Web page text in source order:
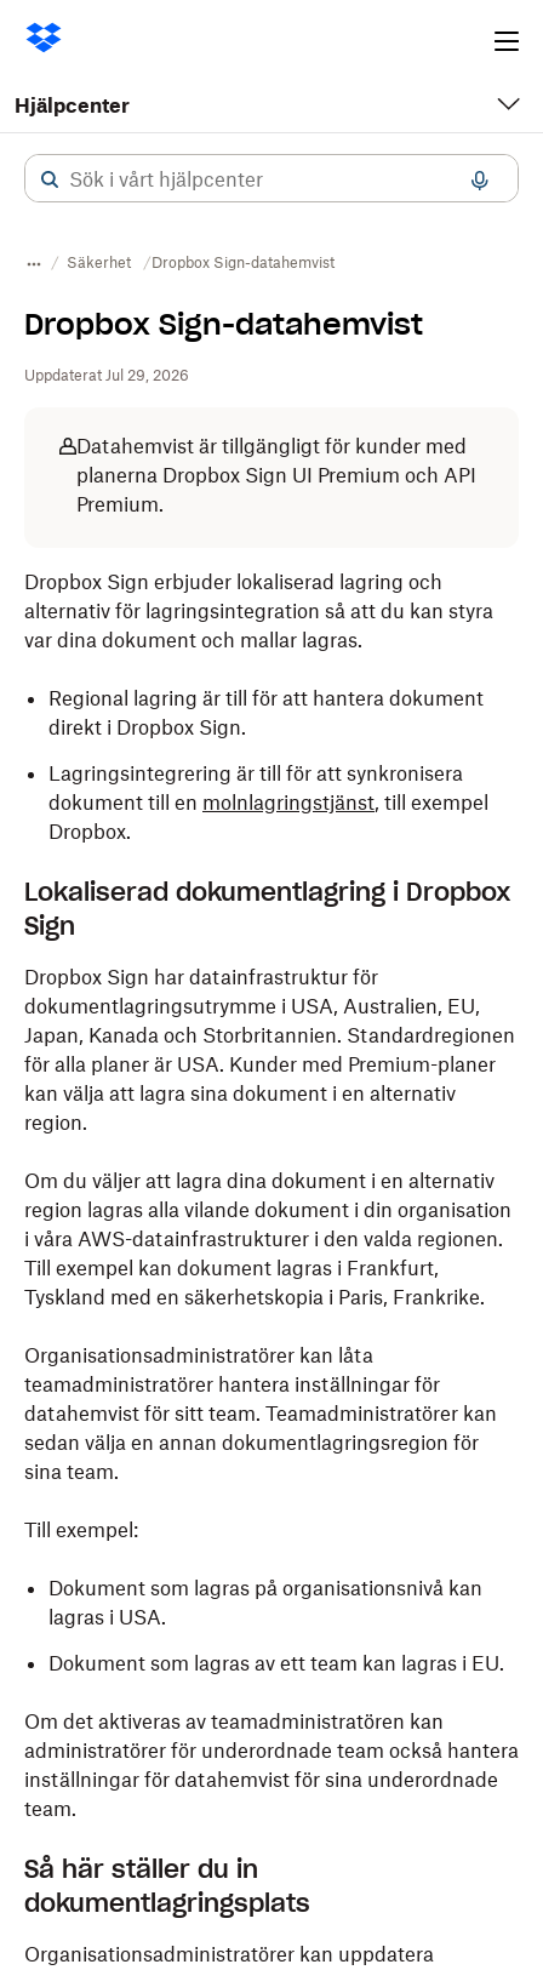
Hjälpcenter
Säkerhet Dropbox Sign-datahemvist
Dropbox Sign-datahemvist
Uppdaterat Jul 29, 2026
Datahemvist är tillgängligt för kunder med
planerna Dropbox Sign UI Premium och API
Premium.
Dropbox Sign erbjuder lokaliserad lagring och
alternativ för lagringsintegration så att du kan styra
var dina dokument och mallar lagras.
Regional lagring är till för att hantera dokument
direkt i Dropbox Sign.
Lagringsintegrering är till för att synkronisera
dokument till en molnlagringstjänst, till exempel
Dropbox.
Lokaliserad dokumentlagring i Dropbox
Sign
Dropbox Sign har datainfrastruktur för
dokumentlagringsutrymme i USA, Australien, EU,
Japan, Kanada och Storbritannien. Standardregionen
för alla planer är USA. Kunder med Premium-planer
kan välja att lagra sina dokument i en alternativ
region.
Om du väljer att lagra dina dokument i en alternativ
region lagras alla vilande dokument i din organisation
i våra AWS-datainfrastrukturer i den valda regionen.
Till exempel kan dokument lagras i Frankfurt,
Tyskland med en säkerhetskopia i Paris, Frankrike.
Organisationsadministratörer kan låta
teamadministratörer hantera inställningar för
datahemvist för sitt team. Teamadministratörer kan
sedan välja en annan dokumentlagringsregion för
sina team.
Till exempel:
Dokument som lagras på organisationsnivå kan
lagras i USA.
Dokument som lagras av ett team kan lagras i EU.
Om det aktiveras av teamadministratören kan
administratörer för underordnade team också hantera
inställningar för datahemvist för sina underordnade
team.
Så här ställer du in
dokumentlagringsplats
Organisationsadministratörer kan uppdatera